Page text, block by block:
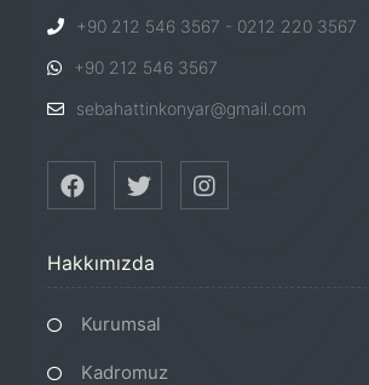
+90 212 546 3567 - 0212 220 3567
+90 212 546 3567
sebahattinkonyar@gmail.com
Hakkımızda
Kurumsal
Kadromuz